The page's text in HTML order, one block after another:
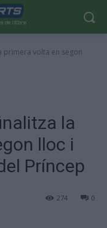
primera volta en segon
la
lloc i
Príncep
0
274